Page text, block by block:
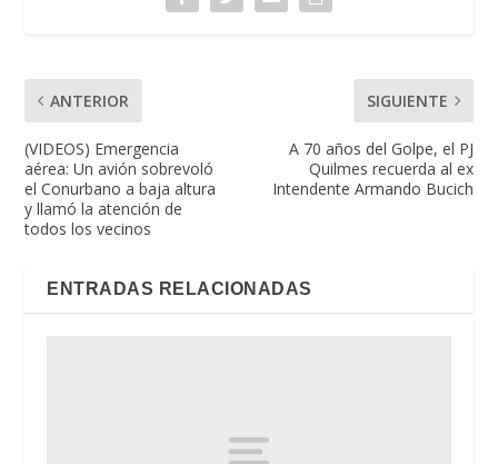
ANTERIOR
(VIDEOS) Emergencia
aérea: Un avión sobrevoló
el Conurbano a baja altura
y llamó la atención de
todos los vecinos
SIGUIENTE
A 70 años del Golpe, el PJ
Quilmes recuerda al ex
Intendente Armando Bucich
ENTRADAS RELACIONADAS